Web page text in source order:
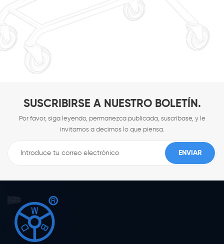
SUSCRIBIRSE A NUESTRO BOLETÍN.
Por favor, siga leyendo, permanezca publicada, suscríbase, y le
invitamos a decirnos lo que piensa.